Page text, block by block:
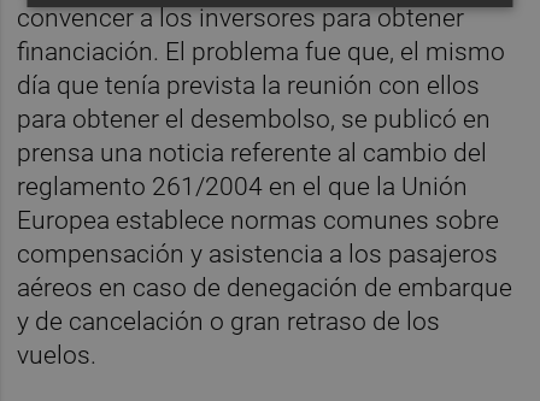
convencer a los inversores para obtener
financiación. El problema fue que, el mismo
día que tenía prevista la reunión con ellos
para obtener el desembolso, se publicó en
prensa una noticia referente al cambio del
reglamento 261/2004 en el que la Unión
Europea establece normas comunes sobre
compensación y asistencia a los pasajeros
aéreos en caso de denegación de embarque
y de cancelación o gran retraso de los
vuelos.